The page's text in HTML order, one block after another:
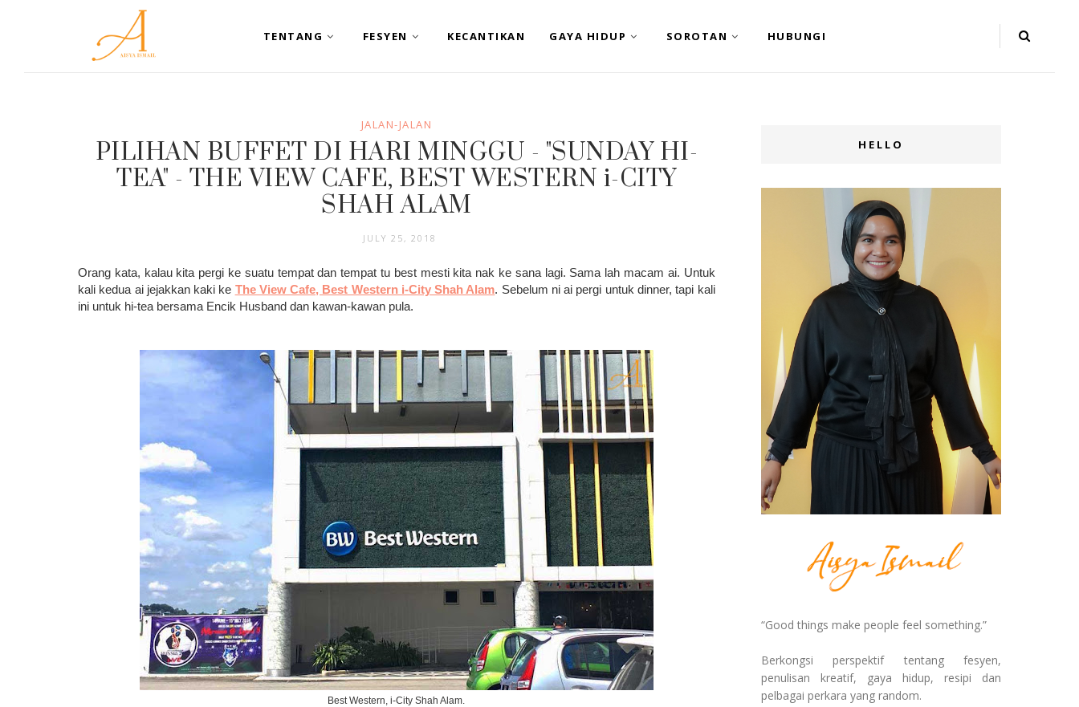
TENTANG FESYEN KECANTIKAN GAYA HIDUP SOROTAN HUBUNGI
JALAN-JALAN
PILIHAN BUFFET DI HARI MINGGU - "SUNDAY HI-
TEA" - THE VIEW CAFE, BEST WESTERN i-CITY
SHAH ALAM
JULY 25, 2018
Orang kata, kalau kita pergi ke suatu tempat dan tempat tu best mesti kita nak ke sana lagi. Sama lah macam ai. Untuk
kali kedua ai jejakkan kaki ke The View Cafe, Best Western i-City Shah Alam. Sebelum ni ai pergi untuk dinner, tapi kali
ini untuk hi-tea bersama Encik Husband dan kawan-kawan pula.
Best Western, i-City Shah Alam.
HELLO
“Good things make people feel something.”
Berkongsi perspektif tentang fesyen,
penulisan kreatif, gaya hidup, resipi dan
pelbagai perkara yang random.